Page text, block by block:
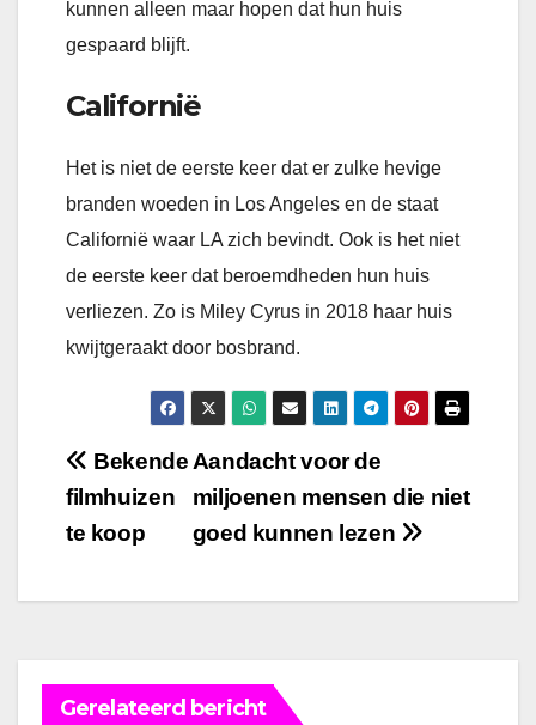
kunnen alleen maar hopen dat hun huis
gespaard blijft.
Californië
Het is niet de eerste keer dat er zulke hevige
branden woeden in Los Angeles en de staat
Californië waar LA zich bevindt. Ook is het niet
de eerste keer dat beroemdheden hun huis
verliezen. Zo is Miley Cyrus in 2018 haar huis
kwijtgeraakt door bosbrand.
Bericht
navigatie
Aandacht voor de
miljoenen mensen die niet
goed kunnen lezen
Bekende
filmhuizen
te koop
Gerelateerd bericht